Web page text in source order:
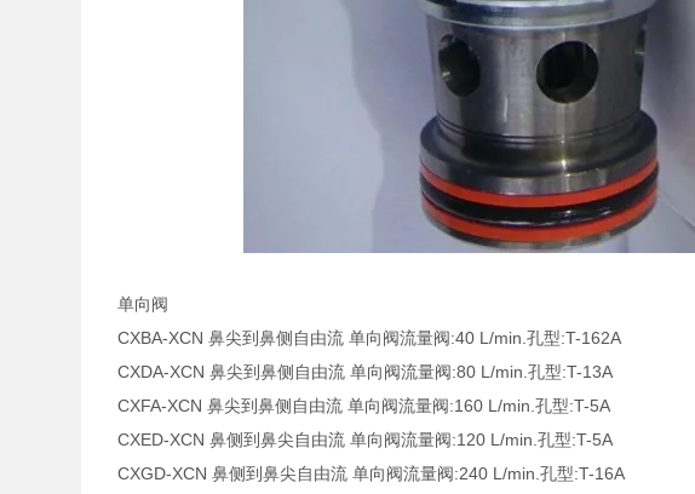
单向阀
CXBA-XCN 鼻尖到鼻侧自由流 单向阀流量阀:40 L/min.孔型:T-162A
CXDA-XCN 鼻尖到鼻侧自由流 单向阀流量阀:80 L/min.孔型:T-13A
CXFA-XCN 鼻尖到鼻侧自由流 单向阀流量阀:160 L/min.孔型:T-5A
CXED-XCN 鼻侧到鼻尖自由流 单向阀流量阀:120 L/min.孔型:T-5A
CXGD-XCN 鼻侧到鼻尖自由流 单向阀流量阀:240 L/min.孔型:T-16A